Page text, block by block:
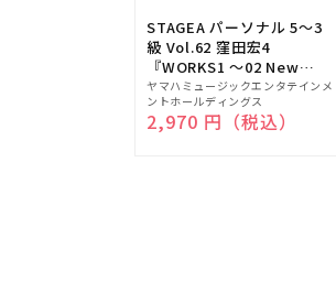
STAGEA パーソナル 5～3
級 Vol.62 窪田宏4
『WORKS1 ～02 New
edition～』
販
売
元:
ヤマハミュージックエンタテインメ
ントホールディングス
通常価格
2,970 円（税込）